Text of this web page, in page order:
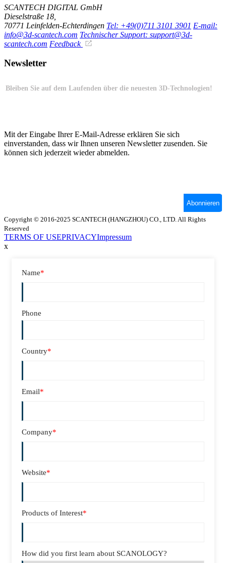
SCANTECH DIGITAL GmbH
Dieselstraße 18,
70771 Leinfelden-Echterdingen Tel: +49(0)711 3101 3901 E-mail:
info@3d-scantech.com Technischer Support: support@3d-
scantech.com Feedback
Newsletter
Copyright © 2016-2025 SCANTECH (HANGZHOU) CO., LTD. All Rights
Reserved
TERMS OF USEPRIVACYImpressum
x
Name*
Phone
Country*
Email*
Company*
Website*
Products of Interest*
How did you first learn about SCANOLOGY?